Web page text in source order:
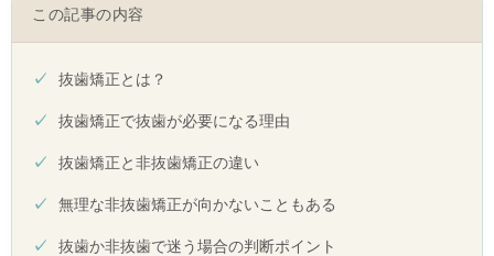
この記事の内容
抜歯矯正とは？
抜歯矯正で抜歯が必要になる理由
抜歯矯正と非抜歯矯正の違い
無理な非抜歯矯正が向かないこともある
抜歯か非抜歯で迷う場合の判断ポイント